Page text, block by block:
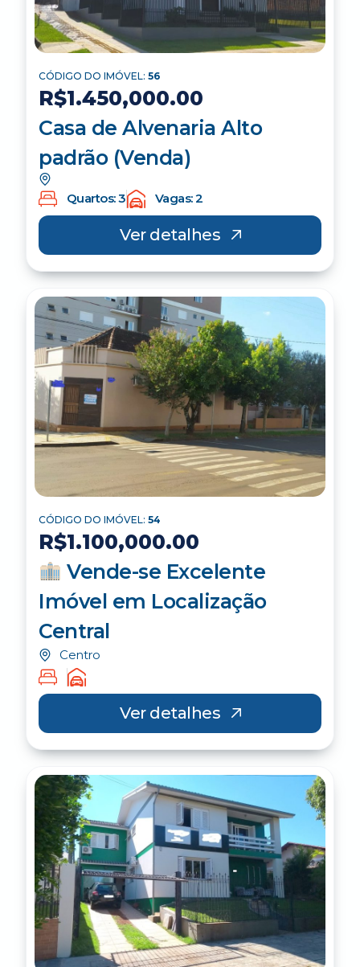
CÓDIGO DO IMÓVEL: 56
R$1.450,000.00
Casa de Alvenaria Alto
padrão (Venda)
Quartos: 3 Vagas: 2
Ver detalhes
CÓDIGO DO IMÓVEL: 54
R$1.100,000.00
Vende-se Excelente
Imóvel em Localização
Central
Centro
Ver detalhes